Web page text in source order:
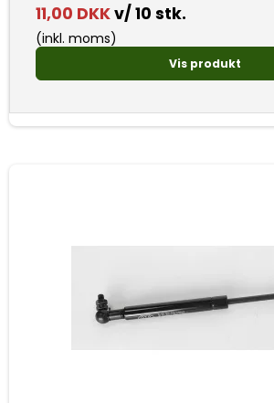
11,00 DKKv/ 10 stk.
(inkl. moms)
Vis produkt